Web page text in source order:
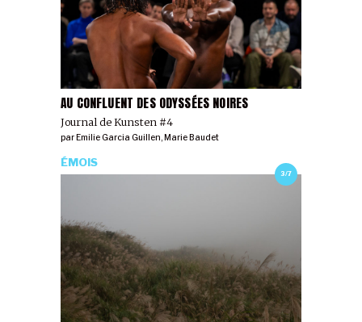
AU CONFLUENT DES ODYSSÉES NOIRES
Journal de Kunsten #4
parEmilie Garcia Guillen ,Marie Baudet
3/7
ÉMOIS